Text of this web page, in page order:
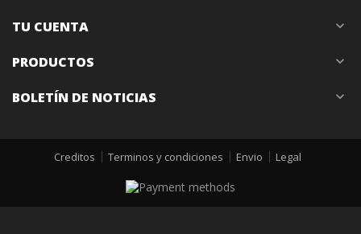
TU CUENTA expand_more
PRODUCTOS expand_more
BOLETÍN DE NOTICIAS expand_more
Creditos Terminos y condiciones Envio Legal